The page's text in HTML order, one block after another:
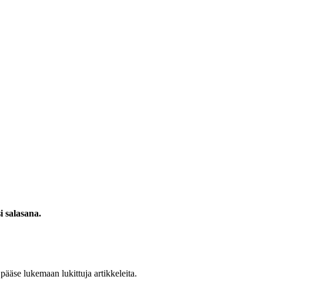
salasana.
lukemaan lukittuja artikkeleita.